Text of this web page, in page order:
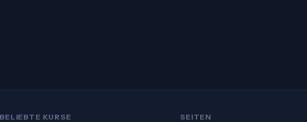
BELIEBTE KURSE SEITEN